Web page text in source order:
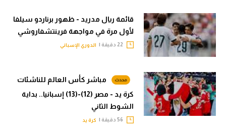
قائمة ريال مدريد - ظهور برناردو سيلفا
لأول مرة في مواجهة فرينتشفاروشي
الدوري الإسباني
مباشر كأس العالم للناشئات
كرة يد - مصر (12)-(13) إسبانيا.. بداية
الشوط الثاني
كرة يد